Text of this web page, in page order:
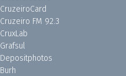
CruzeiroCard
Cruzeiro FM 92.3
CruxLab
Grafsul
Depositphotos
Burh